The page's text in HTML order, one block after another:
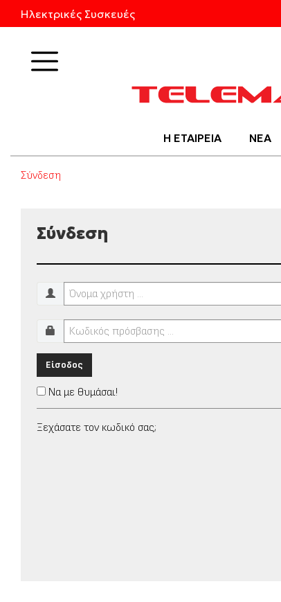
Ηλεκτρικές Συσκευές
Η ΕΤΑΙΡΕΙΑ ΝΕΑ
Σύνδεση
Σύνδεση
Είσοδος
Να με θυμάσαι!
Ξεχάσατε τον κωδικό σας;